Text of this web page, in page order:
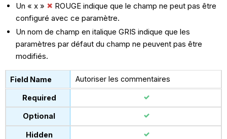
Un « x »
ROUGE indique que le champ ne peut pas être
configuré avec ce paramètre.
Un nom de champ en italique GRIS indique que les
paramètres par défaut du champ ne peuvent pas être
modifiés.
Autoriser les commentaires